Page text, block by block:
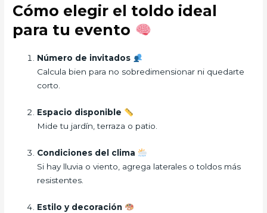
Cómo elegir el toldo ideal
para tu evento
Número de invitados
Calcula bien para no sobredimensionar ni quedarte
corto.
Espacio disponible
Mide tu jardín, terraza o patio.
Condiciones del clima
Si hay lluvia o viento, agrega laterales o toldos más
resistentes.
Estilo y decoración